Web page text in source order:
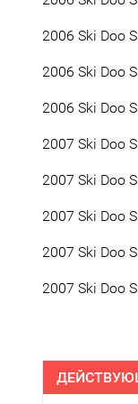
2006 Ski Doo
2006 Ski Doo
2006 Ski Doo
2007 Ski Doo
2007 Ski Doo
2007 Ski Doo
2007 Ski Doo
2007 Ski Doo